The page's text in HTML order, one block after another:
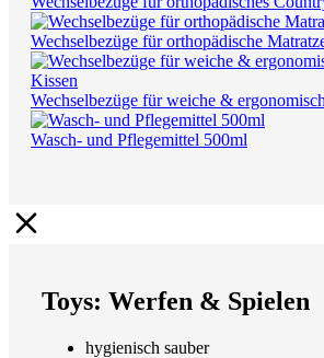
Wechselbezüge für orthopädische
Wechselbezüge für weiche &
Wasch- und Pflegemittel 500ml
Toys: Werfen & Spielen
hygienisch sauber